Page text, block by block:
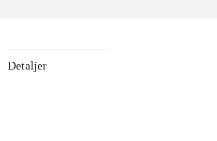
Detaljer